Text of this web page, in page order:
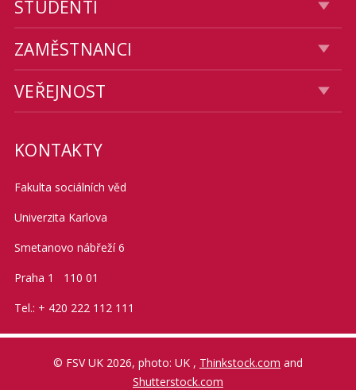
STUDENTI
ZAMĚSTNANCI
VEŘEJNOST
KONTAKTY
Fakulta sociálních věd
Univerzita Karlova
Smetanovo nábřeží 6
Praha 1 110 01
Tel.: + 420 222 112 111
© FSV UK 2026, photo: UK , Thinkstock.com and
Shutterstock.com